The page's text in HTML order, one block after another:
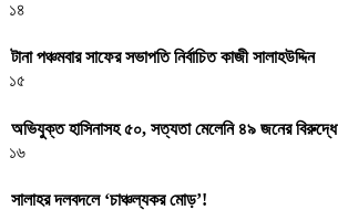
১৪
টানা পঞ্চমবার সাফের সভাপতি নির্বাচিত কাজী সালাহউদ্দিন
১৫
অভিযুক্ত হাসিনাসহ ৫০, সত্যতা মেলেনি ৪৯ জনের বিরুদ্ধে
১৬
সালাহর দলবদলে ‘চাঞ্চল্যকর মোড়’!